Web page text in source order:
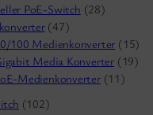
PoE-Switch (28)
(47)
100 Medienkonverter (15)
Media Konverter(19)
Medienkonverter(11)
(102)